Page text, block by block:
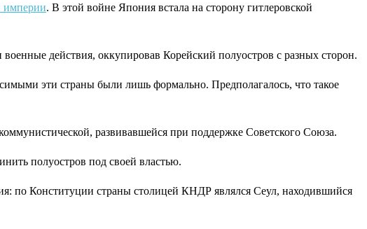
империи. В этой войне Япония встала на сторону гитлеровской
действия, оккупировав Корейский полуостров с разных сторон.
эти страны были лишь формально. Предполагалось, что такое
развивавшейся при поддержке Советского Союза.
полуостров под своей властью.
по Конституции страны столицей КНДР являлся Сеул, находившийся